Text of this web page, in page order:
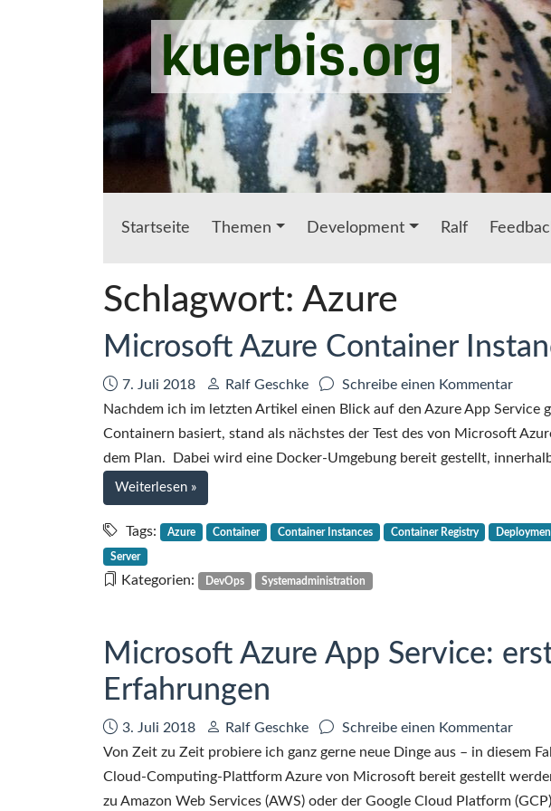
Zum Hauptinhalt springenkuerbis.org
Startseite Themen Development Ralf
Schlagwort: Azure
Microsoft Azure Container
Datum:
7. Juli 2018 Autor:
Ralf Geschke Schreibe einen Kommentarzu
Azure
Nachdem ich im letzten Artikel einen Blick auf den Azure App
Containern basiert, stand als nächstes der Test des von Microsoft
dem Plan. Dabei wird eine Docker-Umgebung bereit gestellt,
Weiterlesen bei
Microsoft
Azure
Instances:
»
Tags: Azure Container Container Instances Container Registry
Server
Kategorien: DevOps Systemadministration
Microsoft Azure App Service:
Erfahrungen
Datum:
3. Juli 2018 Autor:
Ralf Geschke Schreibe einen Kommentarzu
Azure
App
Von Zeit zu Zeit probiere ich ganz gerne neue Dinge aus – in diesem
Cloud-Computing-Plattform Azure von Microsoft bereit gestellt
zu Amazon Web Services (AWS) oder der Google Cloud Platform